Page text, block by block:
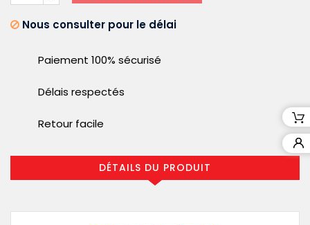
Nous consulter pour le délai
Paiement 100% sécurisé
Délais respectés
Retour facile
DÉTAILS DU PRODUIT